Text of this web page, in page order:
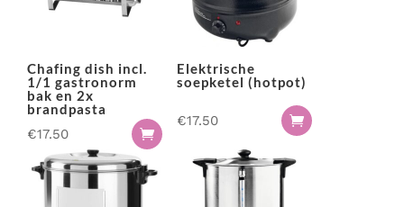
Chafing dish incl.
1/1 gastronorm
bak en 2x
brandpasta
€17.50 
Elektrische
soepketel (hotpot)
€17.50 